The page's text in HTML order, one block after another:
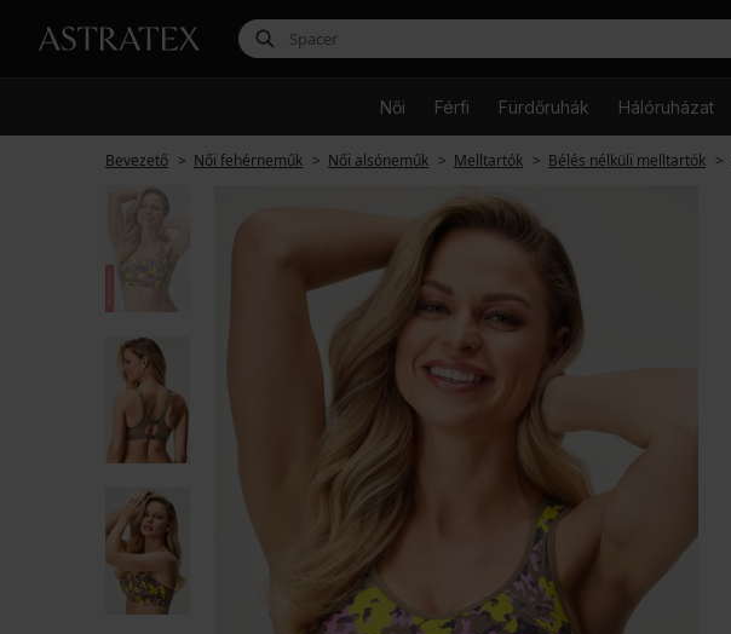
Női Férfi Fürdőruhák Hálóruházat
Bevezető Női fehérneműk Női alsóneműk Melltartók Bélés nélküli melltartók